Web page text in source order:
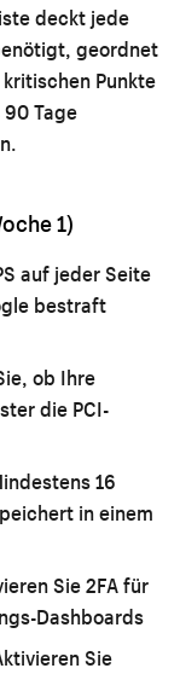
deckt jede
geordnet
Punkte
Tage
1)
auf jeder Seite
bestraft
ob Ihre
die PCI-
16
in einem
Sie 2FA für
Dashboards
Sie